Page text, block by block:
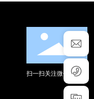
扫一扫关注微信公众号